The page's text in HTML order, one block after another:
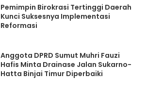
Pemimpin Birokrasi Tertinggi Daerah
Kunci Suksesnya Implementasi
Reformasi
Anggota DPRD Sumut Muhri Fauzi
Hafis Minta Drainase Jalan Sukarno-
Hatta Binjai Timur Diperbaiki